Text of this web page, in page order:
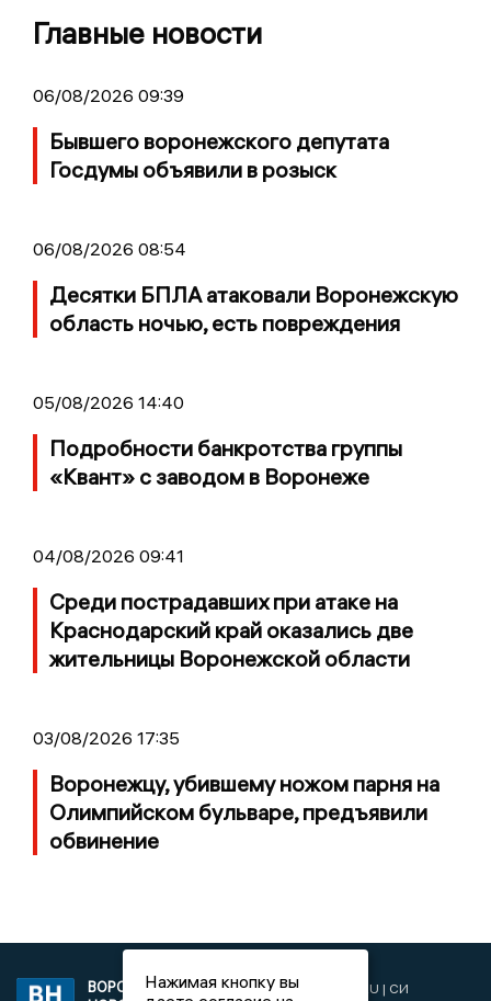
Главные новости
06/08/2026 09:39
Бывшего воронежского депутата
Госдумы объявили в розыск
06/08/2026 08:54
Десятки БПЛА атаковали Воронежскую
область ночью, есть повреждения
05/08/2026 14:40
Подробности банкротства группы
«Квант» с заводом в Воронеже
04/08/2026 09:41
Среди пострадавших при атаке на
Краснодарский край оказались две
жительницы Воронежской области
03/08/2026 17:35
Воронежцу, убившему ножом парня на
Олимпийском бульваре, предъявили
обвинение
ВОРОНЕЖСКИЕ2019 © VORONEZHNEWS.RU | СИ
Нажимая кнопку вы